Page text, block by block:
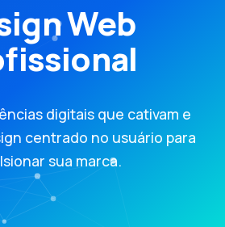
Web
digitais que cativam e
centrado no usuário para
sua marca.